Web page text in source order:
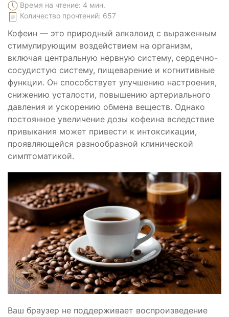
Время на чтение: 4 мин.
Количество прочтений: 657
Кофеин — это природный алкалоид с выраженным
стимулирующим воздействием на организм,
включая центральную нервную систему, сердечно-
сосудистую систему, пищеварение и когнитивные
функции. Он способствует улучшению настроения,
снижению усталости, повышению артериального
давления и ускорению обмена веществ. Однако
постоянное увеличение дозы кофеина вследствие
привыкания может привести к интоксикации,
проявляющейся разнообразной клинической
симптоматикой.
Ваш браузер не поддерживает воспроизведение